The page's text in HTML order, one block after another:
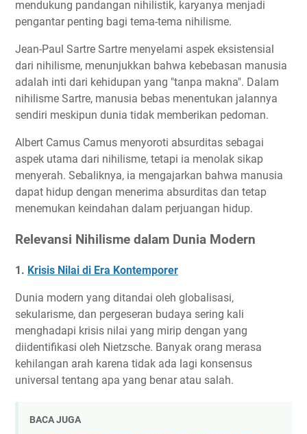
mendukung pandangan nihilistik, karyanya menjadi
pengantar penting bagi tema-tema nihilisme.
Jean-Paul Sartre Sartre menyelami aspek eksistensial
dari nihilisme, menunjukkan bahwa kebebasan manusia
adalah inti dari kehidupan yang "tanpa makna". Dalam
nihilisme Sartre, manusia bebas menentukan jalannya
sendiri meskipun dunia tidak memberikan pedoman.
Albert Camus Camus menyoroti absurditas sebagai
aspek utama dari nihilisme, tetapi ia menolak sikap
menyerah. Sebaliknya, ia mengajarkan bahwa manusia
dapat hidup dengan menerima absurditas dan tetap
menemukan keindahan dalam perjuangan hidup.
Relevansi Nihilisme dalam Dunia Modern
1. Krisis Nilai di Era Kontemporer
Dunia modern yang ditandai oleh globalisasi,
sekularisme, dan pergeseran budaya sering kali
menghadapi krisis nilai yang mirip dengan yang
diidentifikasi oleh Nietzsche. Banyak orang merasa
kehilangan arah karena tidak ada lagi konsensus
universal tentang apa yang benar atau salah.
BACA JUGA